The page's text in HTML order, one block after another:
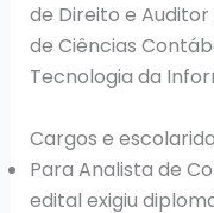
de Direito e
de Ciências
Tecnologia da
Cargos e
Para Analista de
edital exigiu